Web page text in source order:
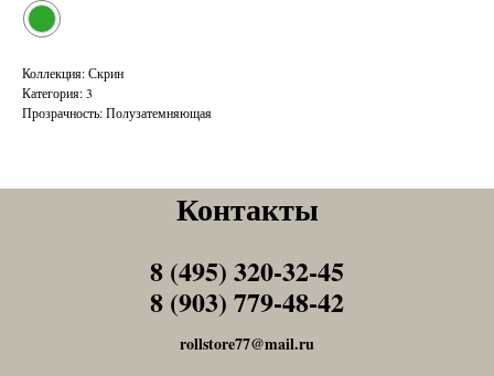
Коллекция: Скрин
Категория: 3
Прозрачность: Полузатемняющая
Контакты
rollstore77@mail.ru
8 (495) 320-32-45
8 (903) 779-48-42
Tel1
Tel1